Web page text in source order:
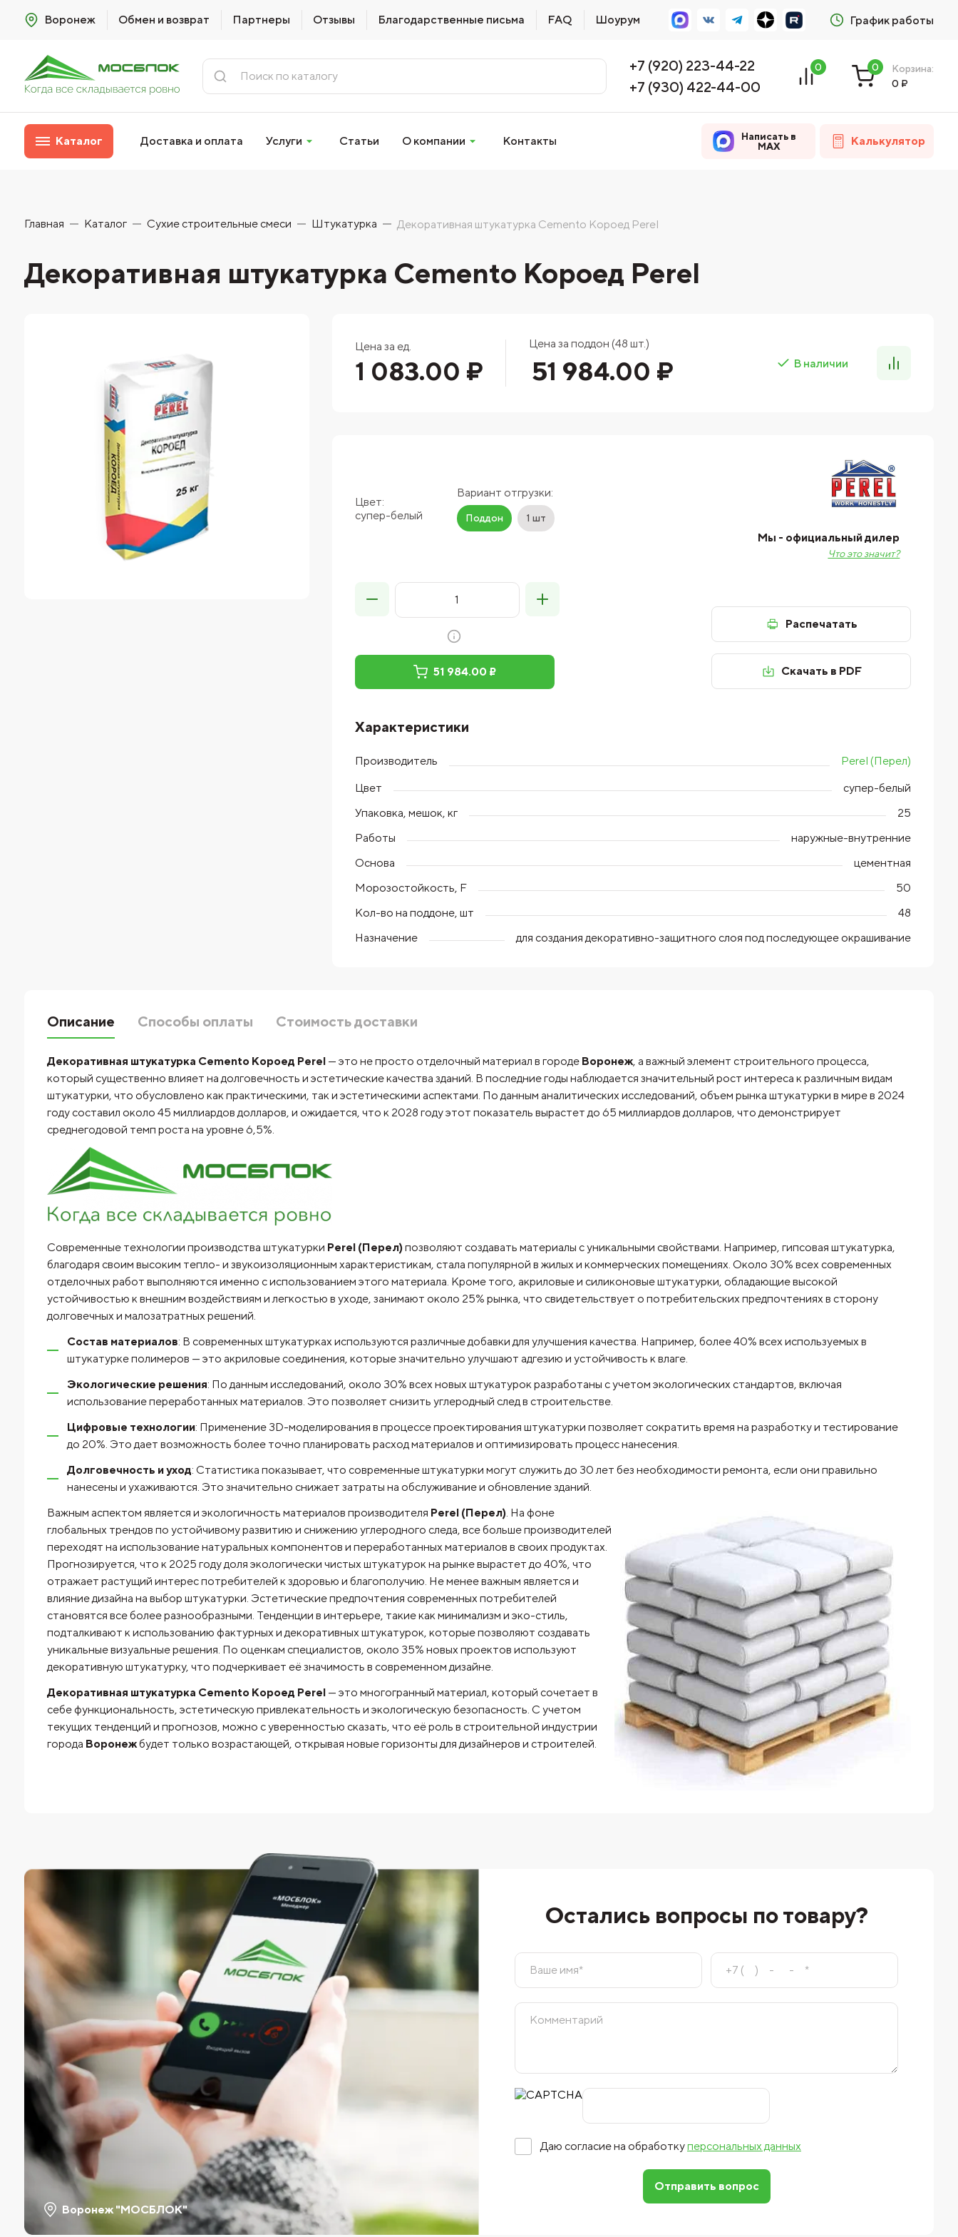
Воронеж Обмен и возврат Партнеры Отзывы Благодарственные письма FAQ Шоурум График работы
+7 (920) 223-44-22
+7 (930) 422-44-00
0 0
Корзина:
0 ₽
Каталог Доставка и оплата Услуги Статьи О компании Контакты
Написать в
MAX
Калькулятор
Главная Каталог Сухие строительные смеси Штукатурка Декоративная штукатурка Cemento Короед Perel
Декоративная штукатурка Cemento Короед Perel
Цена за ед.
1 083.00 ₽
Цена за поддон (48 шт.)
51 984.00 ₽ В наличии
Цвет:
супер-белый
Вариант отгрузки:
Поддон 1 шт
Мы - официальный дилер
Что это значит?
51 984.00 ₽
Распечатать
Скачать в PDF
Характеристики
Производитель
Perel (Перел)
Цвет
супер-белый
Упаковка, мешок, кг
25
Работы
наружные-внутренние
Основа
цементная
Морозостойкость, F
50
Кол-во на поддоне, шт
48
Назначение
для создания декоративно-защитного слоя под последующее окрашивание
Описание Способы оплаты Стоимость доставки
Декоративная штукатурка Cemento Короед Perel— это не просто отделочный материал в городе Воронеж, а важный элемент строительного процесса,
который существенно влияет на долговечность и эстетические качества зданий. В последние годы наблюдается значительный рост интереса к различным видам
штукатурки, что обусловлено как практическими, так и эстетическими аспектами. По данным аналитических исследований, объем рынка штукатурки в мире в 2024
году составил около 45 миллиардов долларов, и ожидается, что к 2028 году этот показатель вырастет до 65 миллиардов долларов, что демонстрирует
среднегодовой темп роста на уровне 6,5%.
Современные технологии производства штукатурки Perel (Перел)позволяют создавать материалы с уникальными свойствами. Например, гипсовая штукатурка,
благодаря своим высоким тепло- и звукоизоляционным характеристикам, стала популярной в жилых и коммерческих помещениях. Около 30% всех современных
отделочных работ выполняются именно с использованием этого материала. Кроме того, акриловые и силиконовые штукатурки, обладающие высокой
устойчивостью к внешним воздействиям и легкостью в уходе, занимают около 25% рынка, что свидетельствует о потребительских предпочтениях в сторону
долговечных и малозатратных решений.
Состав материалов: В современных штукатурках используются различные добавки для улучшения качества. Например, более 40% всех используемых в
штукатурке полимеров — это акриловые соединения, которые значительно улучшают адгезию и устойчивость к влаге.
Экологические решения: По данным исследований, около 30% всех новых штукатурок разработаны с учетом экологических стандартов, включая
использование переработанных материалов. Это позволяет снизить углеродный след в строительстве.
Цифровые технологии: Применение 3D-моделирования в процессе проектирования штукатурки позволяет сократить время на разработку и тестирование
до 20%. Это дает возможность более точно планировать расход материалов и оптимизировать процесс нанесения.
Долговечность и уход: Статистика показывает, что современные штукатурки могут служить до 30 лет без необходимости ремонта, если они правильно
нанесены и ухаживаются. Это значительно снижает затраты на обслуживание и обновление зданий.
Важным аспектом является и экологичность материалов производителя Perel (Перел). На фоне
глобальных трендов по устойчивому развитию и снижению углеродного следа, все больше производителей
переходят на использование натуральных компонентов и переработанных материалов в своих продуктах.
Прогнозируется, что к 2025 году доля экологически чистых штукатурок на рынке вырастет до 40%, что
отражает растущий интерес потребителей к здоровью и благополучию. Не менее важным является и
влияние дизайна на выбор штукатурки. Эстетические предпочтения современных потребителей
становятся все более разнообразными. Тенденции в интерьере, такие как минимализм и эко-стиль,
подталкивают к использованию фактурных и декоративных штукатурок, которые позволяют создавать
уникальные визуальные решения. По оценкам специалистов, около 35% новых проектов используют
декоративную штукатурку, что подчеркивает её значимость в современном дизайне.
Декоративная штукатурка Cemento Короед Perel— это многогранный материал, который сочетает в
себе функциональность, эстетическую привлекательность и экологическую безопасность. С учетом
текущих тенденций и прогнозов, можно с уверенностью сказать, что её роль в строительной индустрии
города Воронежбудет только возрастающей, открывая новые горизонты для дизайнеров и строителей.
Воронеж "МОСБЛОК"
Остались вопросы по товару?
Даю согласие на обработкуперсональных данных
Отправить вопрос